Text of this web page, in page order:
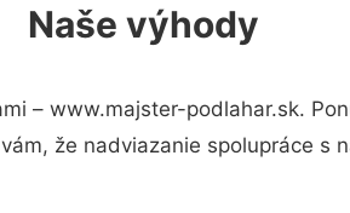
Naše výhody
– www.majster-podlahar.sk.
že nadviazanie spolupráce s